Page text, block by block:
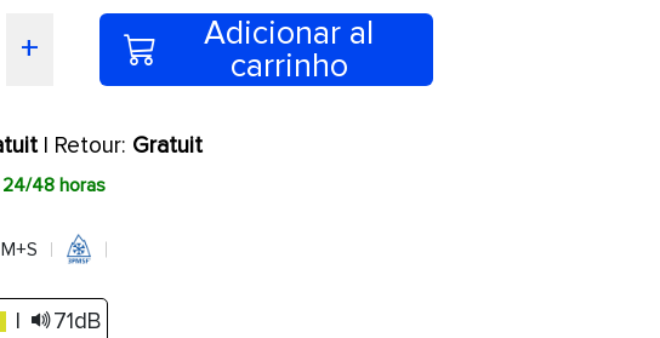
+
Adicionar al
carrinho
| Retour: Gratuit
48 horas
M+S
| 71dB